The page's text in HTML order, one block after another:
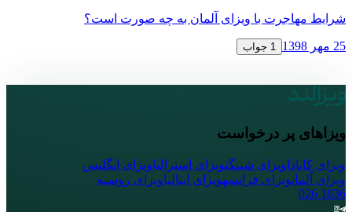
با ویزای آلمان به چه صورت است؟
1 جواب
پر درخواست
ویزای شینگنویزای استرالیا ویزای انگلیس
ویزای فرانسه ویزای ایتالیاویزای روسیه